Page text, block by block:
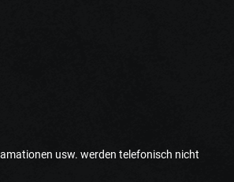
usw. werden telefonisch nicht